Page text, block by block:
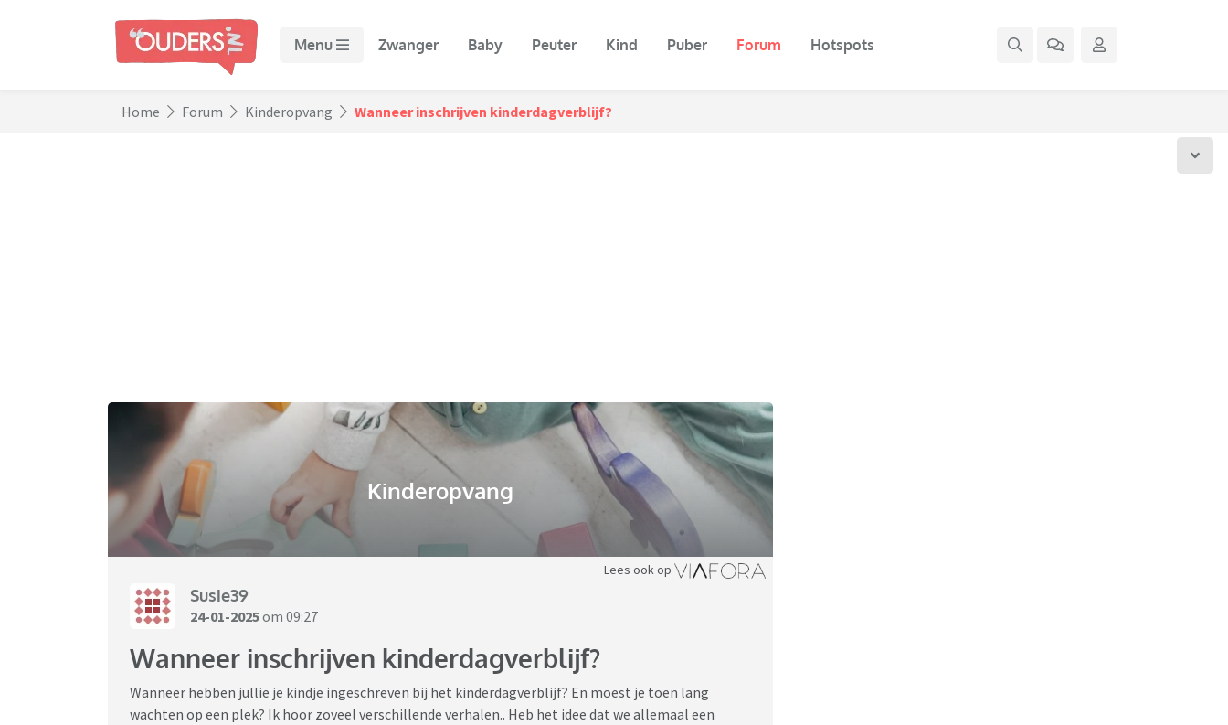
Menu Zwanger Baby Peuter Kind Puber Forum Hotspots
Home Forum Kinderopvang Wanneer inschrijven kinderdagverblijf?
Kinderopvang
Lees ook op
Susie39
24-01-2025om 09:27
Wanneer inschrijven kinderdagverblijf?
Wanneer hebben jullie je kindje ingeschreven bij het kinderdagverblijf? En moest je toen lang
wachten op een plek? Ik hoor zoveel verschillende verhalen.. Heb het idee dat we allemaal een